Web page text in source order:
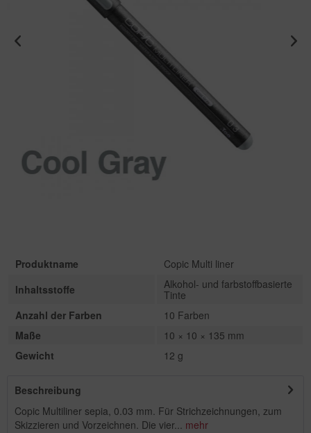
Produktname
Copic Multi liner
Inhaltsstoffe
Alkohol- und farbstoffbasierte
Tinte
Anzahl der Farben
10 Farben
Maße
10 × 10 × 135 mm
Gewicht
12 g
Beschreibung
Copic Multiliner sepia, 0.03 mm. Für Strichzeichnungen, zum
Skizzieren und Vorzeichnen. Die vier... mehr